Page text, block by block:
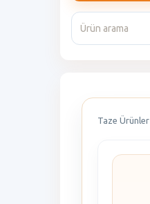
Taze Ürünler